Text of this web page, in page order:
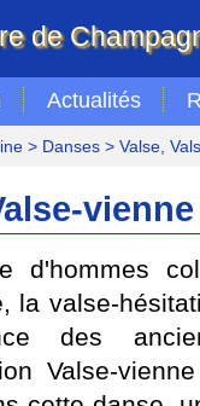
de
Actualités
> Danses> Valse,
vienne
d'hommes
la valse-
des
Valse-